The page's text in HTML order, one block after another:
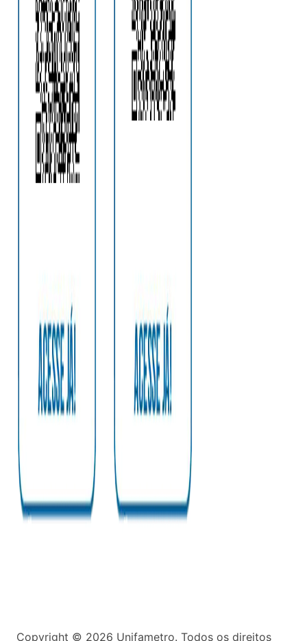
Copyright © 2026 Unifametro. Todos os direitos